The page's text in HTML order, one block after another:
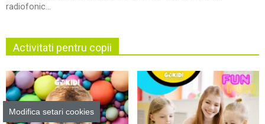
radiofonic...
Activitati pentru copii
Modifica setari cookies